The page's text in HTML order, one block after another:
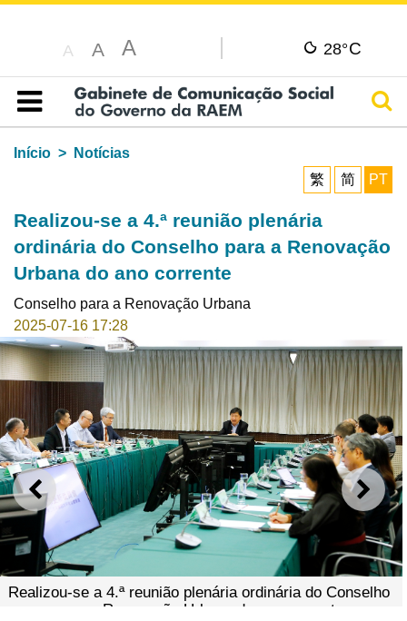
A A A 28°C
Índice
Início
Notícias
繁
简 PT
Realizou-se a 4.ª reunião plenária
ordinária do Conselho para a Renovação
Urbana do ano corrente
Conselho para a Renovação Urbana
2025-07-16 17:28
ANTERIOR
Realizou-se a 4.ª reunião plenária ordinária do Conselho
para a Renovação Urbana do ano corrente